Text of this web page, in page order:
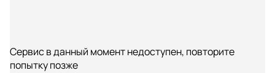
Сервис в данный момент недоступен, повторите
попытку позже